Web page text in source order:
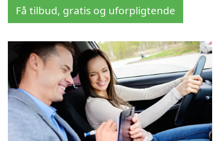
Få tilbud, gratis og uforpligtende